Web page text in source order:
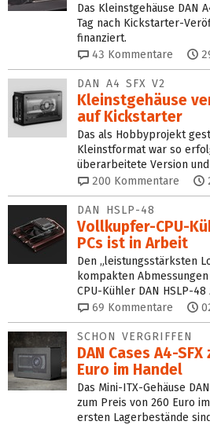
Das Kleinstgehäuse DAN
Tag nach Kickstarter-
finanziert.
43 Kommentare
DAN A4 SFX V2
Kleinstgehäuse
auf Kickstarter
Das als Hobbyprojekt
Kleinstformat war so
überarbeitete Version
200 Kommentare
DAN HSLP-48
Vollkupfer-CPU-
PCs ist in Arbeit
Den „leistungsstärksten
kompakten
CPU-Kühler DAN HSLP-
69 Kommentare
SCHON VERGRIFFEN
DAN Cases A4-
Euro im Handel
Das Mini-ITX-Gehäuse
zum Preis von 260 Euro
ersten Lagerbestände